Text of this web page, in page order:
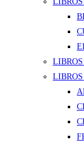
LIBROS